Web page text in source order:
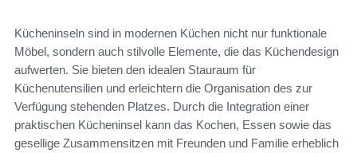
Kücheninseln sind in modernen Küchen nicht nur funktionale
Möbel, sondern auch stilvolle Elemente, die das Küchendesign
aufwerten. Sie bieten den idealen Stauraum für
Küchenutensilien und erleichtern die Organisation des zur
Verfügung stehenden Platzes. Durch die Integration einer
praktischen Kücheninsel kann das Kochen, Essen sowie das
gesellige Zusammensitzen mit Freunden und Familie erheblich